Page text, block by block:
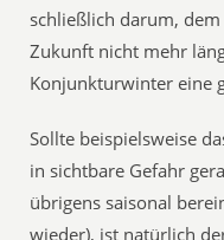
schließlich darum,
Zukunft nicht mehr
Konjunkturwinter eine
Sollte beispielsweise
in sichtbare Gefahr
übrigens saisonal
wieder), ist natürlich